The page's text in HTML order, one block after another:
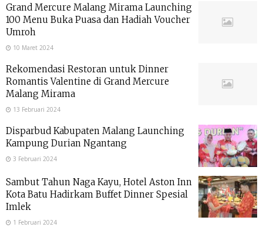
Grand Mercure Malang Mirama Launching
100 Menu Buka Puasa dan Hadiah Voucher
Umroh
10 Maret 2024
Rekomendasi Restoran untuk Dinner
Romantis Valentine di Grand Mercure
Malang Mirama
13 Februari 2024
Disparbud Kabupaten Malang Launching
Kampung Durian Ngantang
3 Februari 2024
Sambut Tahun Naga Kayu, Hotel Aston Inn
Kota Batu Hadirkam Buffet Dinner Spesial
Imlek
1 Februari 2024